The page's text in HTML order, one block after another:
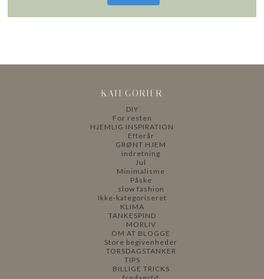
KATEGORIER
DIY
For resten
HJEMLIG INSPIRATION
Efterår
GRØNT HJEM
indretning
Jul
Minimalisme
Påske
slow fashion
Ikke-kategoriseret
KLIMA
TANKESPIND
MORLIV
OM AT BLOGGE
Store begivenheder
TORSDAGSTANKER
TIPS
BILLIGE TRICKS